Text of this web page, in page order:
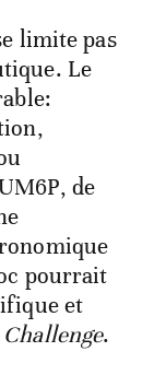
limite pas
Le
de
pourrait
et
Challenge.